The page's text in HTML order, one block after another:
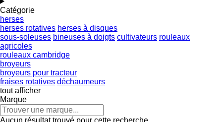
Catégorie
herses
herses rotatives herses à disques
sous-soleuses bineuses à doigts cultivateurs rouleaux
agricoles
rouleaux cambridge
broyeurs
broyeurs pour tracteur
fraises rotatives déchaumeurs
tout afficher
Marque
Aucun résultat trouvé pour cette recherche